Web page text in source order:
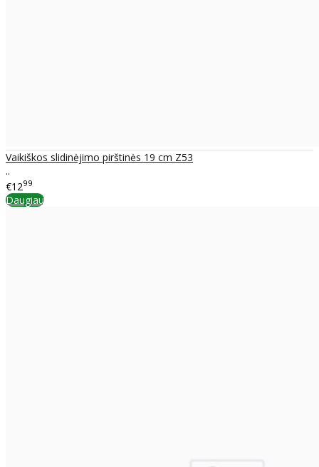
Vaikiškos slidinėjimo pirštinės 19 cm Z53
..
€1299
Daugiau